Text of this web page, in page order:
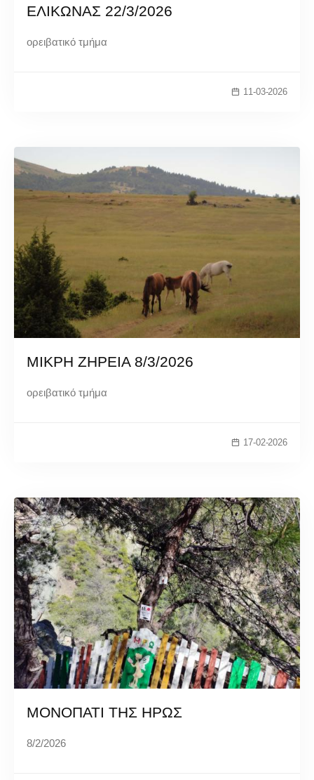
ΕΛΙΚΩΝΑΣ 22/3/2026
ορειβατικό τμήμα
11-03-2026
ΜΙΚΡΗ ΖΗΡΕΙΑ 8/3/2026
ορειβατικό τμήμα
17-02-2026
ΜΟΝΟΠΑΤΙ ΤΗΣ ΗΡΩΣ
8/2/2026